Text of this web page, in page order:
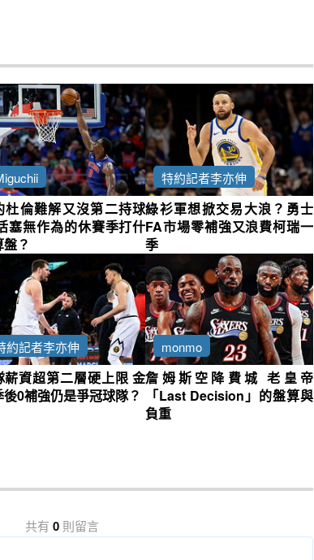
杜倫難解又沒第二持球
塞無作為的休賽季打什
？
特約記者李亦伸
綠衫軍想掀交易大浪？勇士
FA市場零補強又浪費柯瑞一
季
約記者李亦伸
薪資超第二層硬上限 金
0補強仍是爭冠球隊？
monmo
詹姆斯空降費城 老皇帝
「Last Decision」的盤算與
負重
共有 0則留言